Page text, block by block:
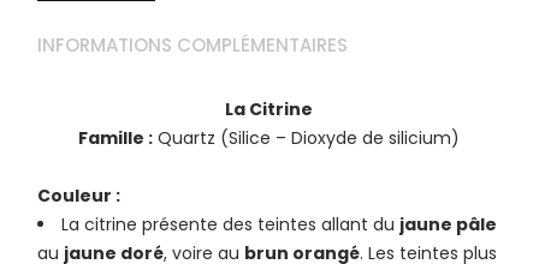
INFORMATIONS COMPLÉMENTAIRES
La Citrine
Famille : Quartz (Silice – Dioxyde de silicium)
Couleur :
La citrine présente des teintes allant du jaune pâle
au jaune doré, voire au brun orangé. Les teintes plus